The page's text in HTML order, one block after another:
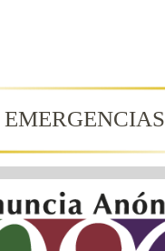
EMERGENCIAS